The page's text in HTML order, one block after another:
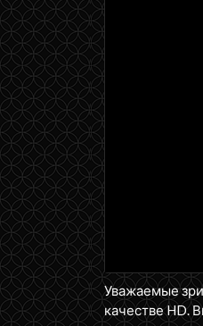
Уважаемые
качестве HD.